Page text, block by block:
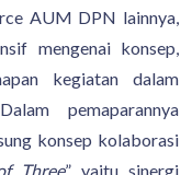
AUM DPN lainnya,
mengenai konsep,
kegiatan dalam
pemaparannya
konsep kolaborasi
Three”, yaitu sinergi